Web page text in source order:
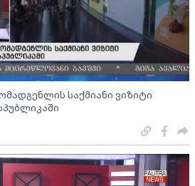
საქმიანი ვიზიტი